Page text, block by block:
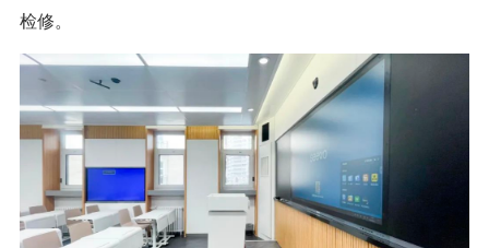
检修。